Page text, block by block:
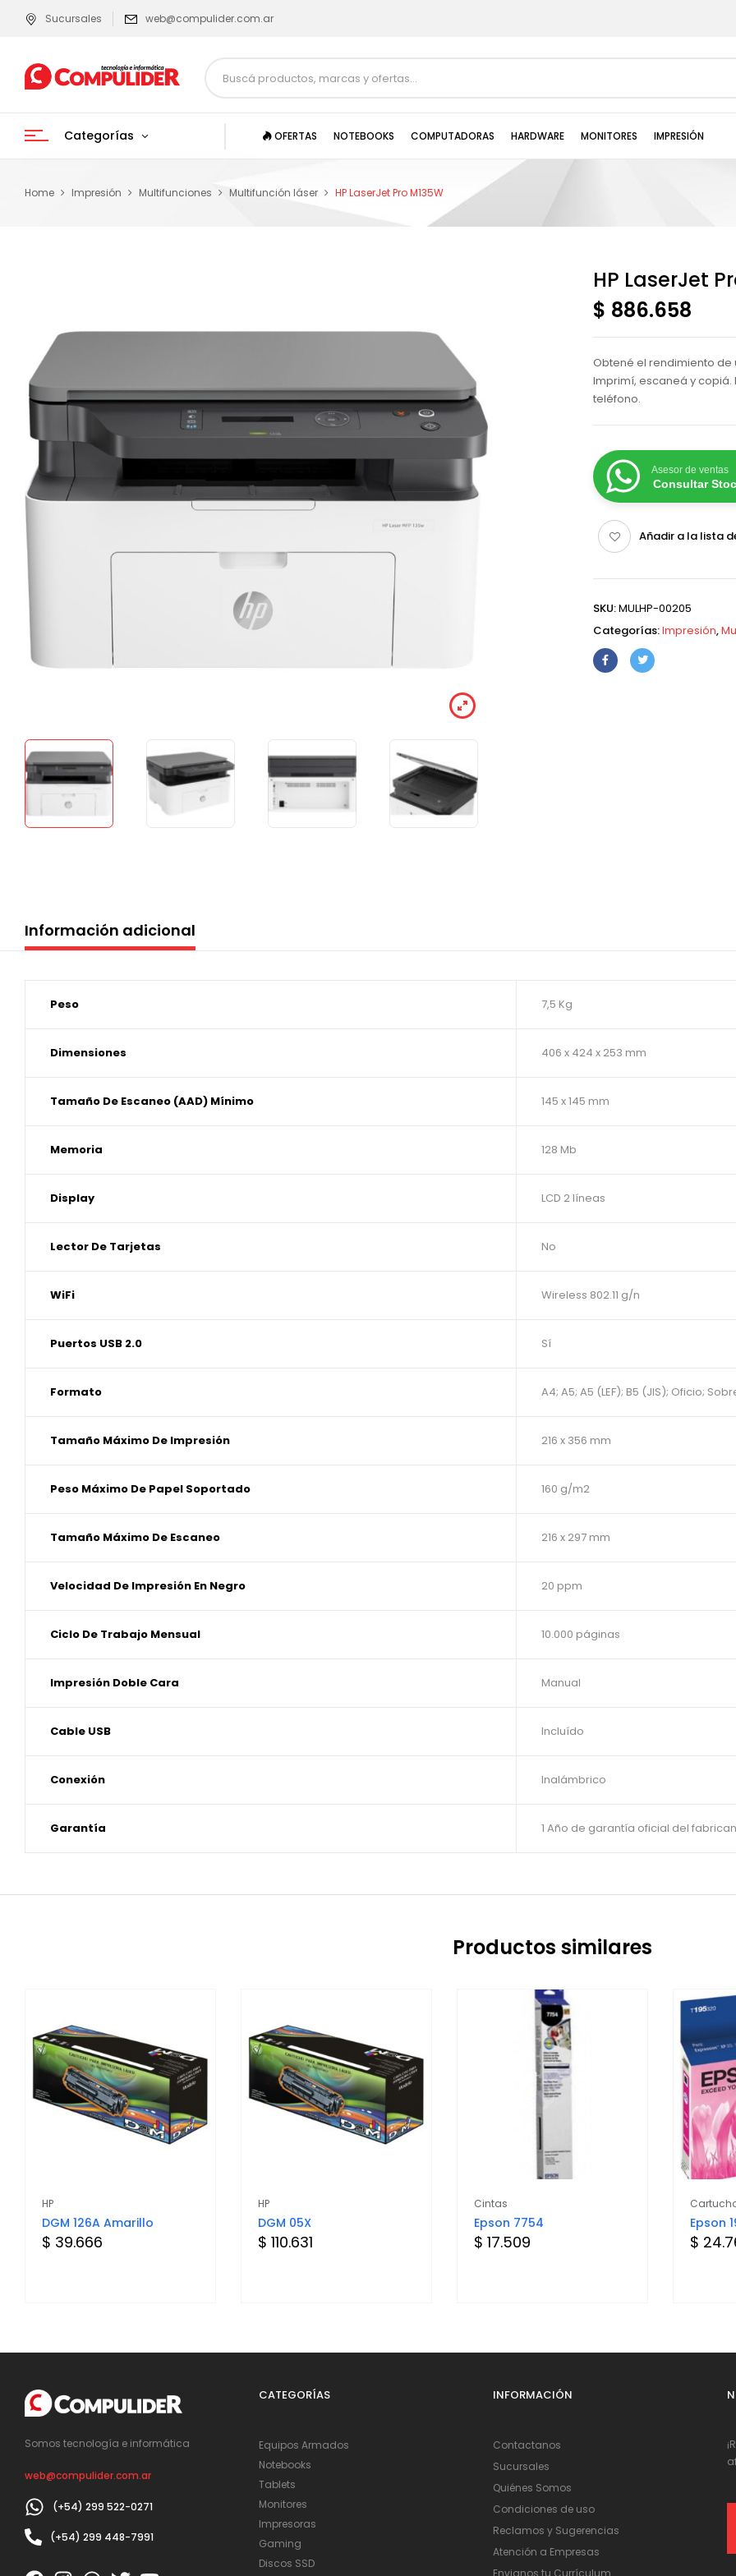
Sucursales web@compulider.com.ar
Categorías OFERTAS NOTEBOOKS COMPUTADORAS HARDWARE MONITORES IMPRESIÓN
Home Impresión Multifunciones Multifunción láser HP LaserJet Pro M135W
HP LaserJet
$ 886.658
Obtené el rendimiento
Imprimí, escaneá y
teléfono.
Asesor de ventas
Consultar
Añadir a la lista
SKU:MULHP-00205
Categorías:Impresión,
Información adicional
Peso 7,5 Kg
Dimensiones 406 x 424 x 253 mm
Tamaño De Escaneo (AAD) Mínimo 145 x 145 mm
Memoria 128 Mb
Display LCD 2 líneas
Lector De Tarjetas No
WiFi Wireless 802.11 g/n
Puertos USB 2.0 Sí
Formato A4; A5; A5 (LEF); B5 (JIS); Oficio;
Tamaño Máximo De Impresión 216 x 356 mm
Peso Máximo De Papel Soportado 160 g/m2
Tamaño Máximo De Escaneo 216 x 297 mm
Velocidad De Impresión En Negro 20 ppm
Ciclo De Trabajo Mensual 10.000 páginas
Impresión Doble Cara Manual
Cable USB Incluído
Conexión Inalámbrico
Garantía 1 Año de garantía oficial del
Productos similares
HP
DGM 126A Amarillo
$ 39.666
HP
DGM 05X
$ 110.631
Cintas
Epson 7754
$ 17.509
Epson
$
Somos tecnología e informática
web@compulider.com.ar
(+54) 299 522-0271
(+54) 299 448-7991
CATEGORÍAS
Equipos Armados
Notebooks
Tablets
Monitores
Impresoras
Gaming
Discos SSD
INFORMACIÓN
Contactanos
Sucursales
Quiénes Somos
Condiciones de uso
Reclamos y Sugerencias
Atención a Empresas
Envianos tu Currículum